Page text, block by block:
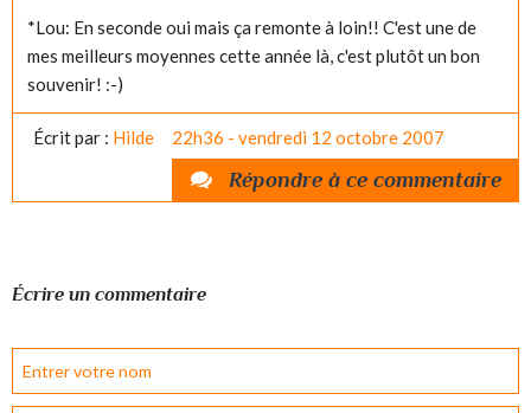
*Lou: En seconde oui mais ça remonte à loin!! C'est une de
mes meilleurs moyennes cette année là, c'est plutôt un bon
souvenir! :-)
Écrit par : Hilde 22h36 - vendredi 12 octobre 2007
Répondre à ce commentaire
Écrire un commentaire